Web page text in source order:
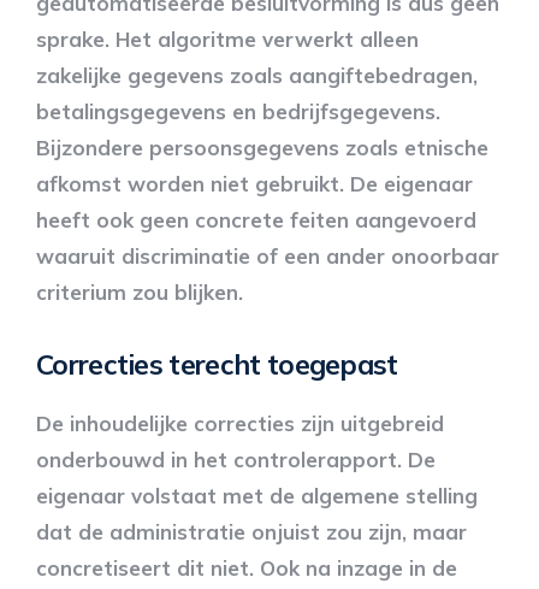
sprake. Het algoritme verwerkt alleen
zakelijke gegevens zoals aangiftebedragen,
betalingsgegevens en bedrijfsgegevens.
Bijzondere persoonsgegevens zoals etnische
afkomst worden niet gebruikt. De eigenaar
heeft ook geen concrete feiten aangevoerd
waaruit discriminatie of een ander onoorbaar
criterium zou blijken.
Correcties terecht toegepast
De inhoudelijke correcties zijn uitgebreid
onderbouwd in het controlerapport. De
eigenaar volstaat met de algemene stelling
dat de administratie onjuist zou zijn, maar
concretiseert dit niet. Ook na inzage in de